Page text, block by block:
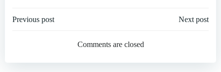
Post
navigation
Previous post
navigation
Next post
Comments are closed